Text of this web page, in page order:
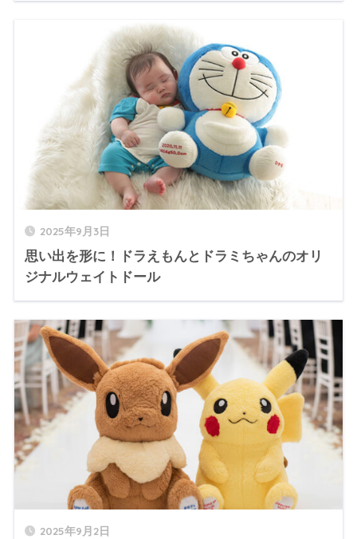
2025年9月3日
思い出を形に！ドラえもんとドラミちゃんのオリ
ジナルウェイトドール
2025年9月2日